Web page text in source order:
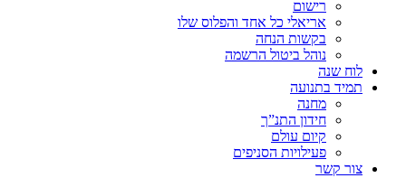
רישום
אריאלי כל אחד והפלוס שלו
בקשות הנחה
נוהל ביטול הרשמה
לוח שנה
תמיד בתנועה
מחנה
חידון התנ”ך
קיום עולם
פעילויות הסניפים
צור קשר